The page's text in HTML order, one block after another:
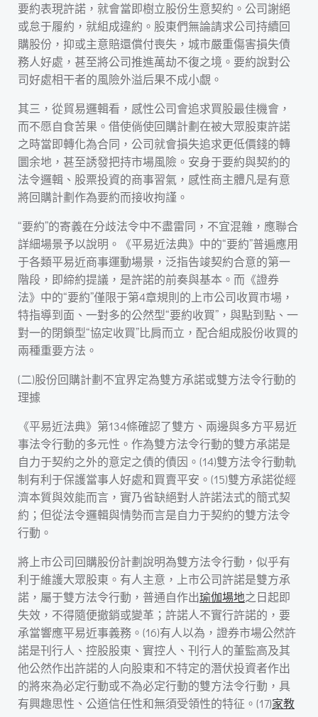
要約表現許諾，就會當即樹立股份生意契約。公司謝絕
或怠于履約，就組成違約。股東們無論請求公司持續回
購股份，抑或主意賠還償付喪失，城市嚴重傷害損失債
務人好處，甚至將公司推進萬劫不復之境。要約說對公
司好處相干者的風險外溢后果不成小覷。
其三，從貿易邏輯看，感性公司會追求買股最佳機會，
而不愿自食苦果。借使倘使回購計劃在被大眾股東許諾
之時當即轉化為合同，公司就會損失追求更低價錢的轉
圜余地，甚至誘發把持市場風險。安身于要約與契約的
法令邏輯、股票投資的商事習氣，感性商主體凡是有意
將回購計劃作為要約而接收拘謹。
“要約”的寄義在分歧法令中不盡雷同，不宜混雜，應聯合
詳細場景予以說明。《平易近法典》中的“要約”普遍應用
于各類平易近商事運動場景，泛指告竣契約合意的第一
階段，即締約提議，是許諾的前奏與基本。而《證券
法》中的“要約”僅限于第4章規則的上市公司收買市場，
特指導到面、一對多的公然型“要約收買”，與點到點、一
對一的閉鎖型“協定收買”比肩而立，配合組成股份收買的
兩種重要方法。
(二)股份回購計劃不宜界定為雙方承諾或雙方法令行動的
理據
《平易近法典》第134條確認了雙方、兩邊與多方平易近
事法令行動的多元性。作為雙方法令行動的雙方承諾是
自力于契約之外的意定之債的債因。(14)雙方法令行動軌
制有利于保護當事人好處和買賣平安。(15)雙方承諾從經
濟本質與效能而言，實乃省缺絕對人許諾法式的簡式契
約；但從法令邏輯與情勢而言是自力于契約的雙方法令
行動。
將上市公司回購股份計劃說明為雙方法令行動，似乎有
利于維護大眾股東。有人主意，上市公司許諾是雙方承
諾，屬于雙方法令行動，普通自作出瑜伽場地之日起即
失效，不得隨便撤銷或變革；許諾人不實行許諾的，要
承當響應平易近事義務。(16)有人以為，證券市場公然許
諾是刊行人、控股股東、實控人、刊行人的董監高及其
他公然作出許諾的人向股東和不特定的潛伏投資者作出
的將來為必定行動或不為必定行動的雙方法令行動，具
有興趣思性、公道信任性和無須受領性的特征。(17)家教